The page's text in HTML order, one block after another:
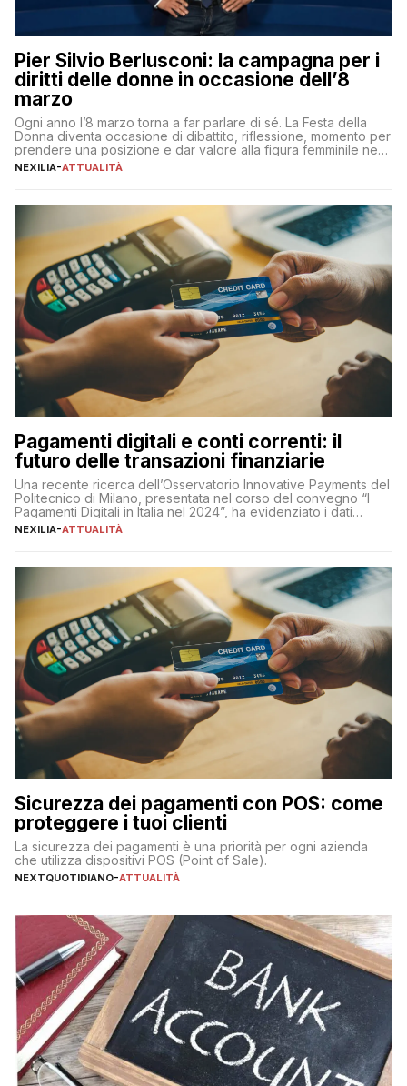
Pier Silvio Berlusconi: la campagna per i
diritti delle donne in occasione dell’8
marzo
Ogni anno l’8 marzo torna a far parlare di sé. La Festa della
Donna diventa occasione di dibattito, riflessione, momento per
prendere una posizione e dar valore alla figura femminile nella
sua complessità e crucialità. A lanciare un messaggio “forte e
NEXILIA-ATTUALITÀ
Pagamenti digitali e conti correnti: il
futuro delle transazioni finanziarie
Una recente ricerca dell’Osservatorio Innovative Payments del
Politecnico di Milano, presentata nel corso del convegno “I
Pagamenti Digitali in Italia nel 2024”, ha evidenziato i dati
definitivi del primo semestre 2024 relativamente alle
NEXILIA-ATTUALITÀ
Sicurezza dei pagamenti con POS: come
proteggere i tuoi clienti
La sicurezza dei pagamenti è una priorità per ogni azienda
che utilizza dispositivi POS (Point of Sale).
NEXTQUOTIDIANO-ATTUALITÀ